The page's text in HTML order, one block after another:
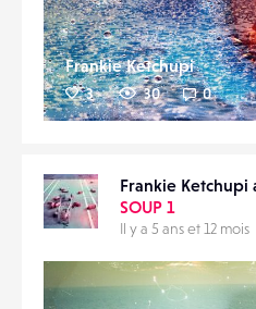
Frankie Ketchupi
3 30 0
Frankie Ketchupi
SOUP 1
Il y a 5 ans et 12 mois